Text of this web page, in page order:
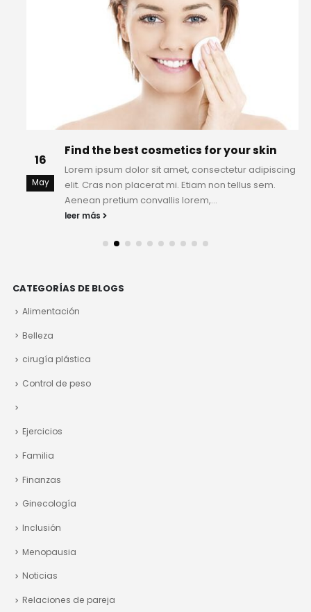
May
Find the best cosmetics for your skin
Lorem ipsum dolor sit amet, consectetur adipiscing
elit. Cras non placerat mi. Etiam non tellus sem.
Aenean pretium convallis lorem,...
leer más
CATEGORÍAS DE BLOGS
Alimentación
Belleza
cirugía plástica
Control de peso
Ejercicios
Familia
Finanzas
Ginecología
Inclusión
Menopausia
Noticias
Relaciones de pareja